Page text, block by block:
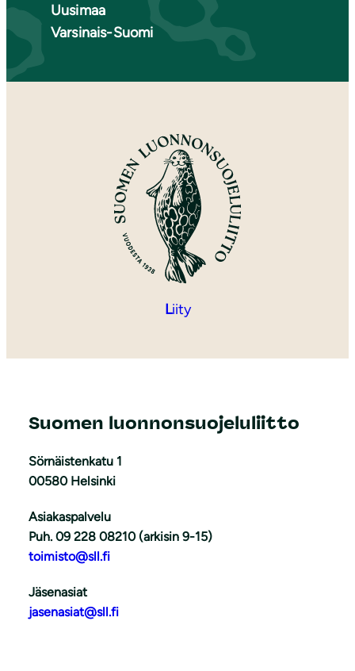
Uusimaa
Varsinais-Suomi
Liity
Suomen luonnonsuojeluliitto
Sörnäistenkatu 1
00580 Helsinki
Asiakaspalvelu
Puh. 09 228 08210 (arkisin 9-15)
toimisto@sll.fi
Jäsenasiat
jasenasiat@sll.fi